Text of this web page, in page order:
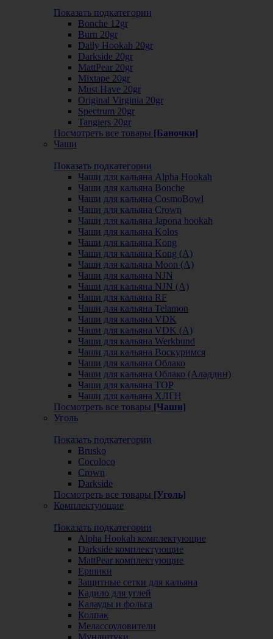
Показать подкатегории
Bonche 12gr
Burn 20gr
Daily Hookah 20gr
Darkside 20gr
MattPear 20gr
Mixtape 20gr
Must Have 20gr
Original Virginia 20gr
Spectrum 20gr
Tangiers 20gr
Посмотреть все товары [Баночки]
Чаши
Показать подкатегории
Чаши для кальяна Alpha Hookah
Чаши для кальяна Bonche
Чаши для кальяна CosmoBowl
Чаши для кальяна Crown
Чаши для кальяна Japona hookah
Чаши для кальяна Kolos
Чаши для кальяна Kong
Чаши для кальяна Kong (A)
Чаши для кальяна Moon (А)
Чаши для кальяна NJN
Чаши для кальяна NJN (А)
Чаши для кальяна RF
Чаши для кальяна Telamon
Чаши для кальяна VDK
Чаши для кальяна VDK (А)
Чаши для кальяна Werkbund
Чаши для кальяна Воскуримся
Чаши для кальяна Облако
Чаши для кальяна Облако (Аладдин)
Чаши для кальяна ТОР
Чаши для кальяна ХЛГН
Посмотреть все товары [Чаши]
Уголь
Показать подкатегории
Brusko
Cocoloco
Crown
Darkside
Посмотреть все товары [Уголь]
Комплектующие
Показать подкатегории
Alpha Hookah комплектующие
Darkside комплектующие
MattPear комплектующие
Ершики
Защитные сетки для кальяна
Кадило для углей
Калауды и фольга
Колпак
Мелассоуловители
Мундштуки